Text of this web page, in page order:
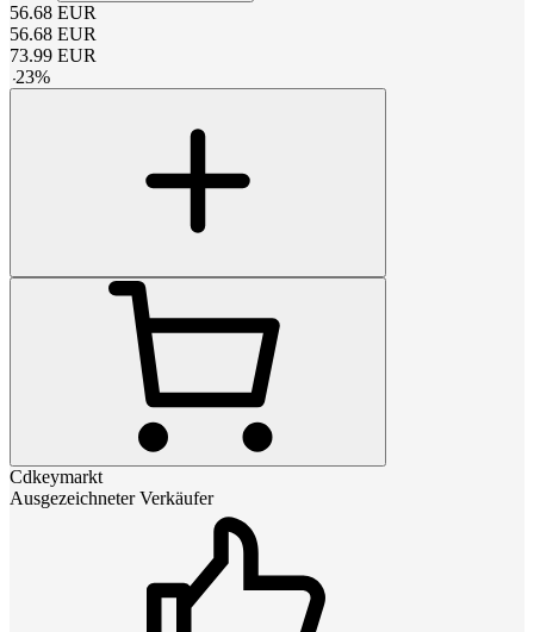
56.68 EUR
56.68 EUR
73.99 EUR
-23%
Cdkeymarkt
Ausgezeichneter Verkäufer